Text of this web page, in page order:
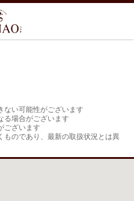
ない可能性がございます
る場合がございます
ございます
ものであり、最新の取扱状況とは異